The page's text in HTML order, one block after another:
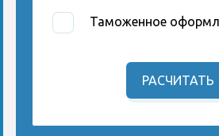
Таможенное
РАСЧИТАТЬ